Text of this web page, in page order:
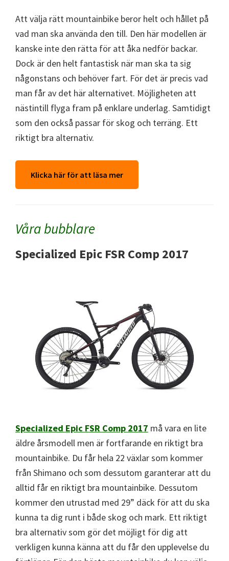
Att välja rätt mountainbike beror helt och hållet på
vad man ska använda den till. Den här modellen är
kanske inte den rätta för att åka nedför backar.
Dock är den helt fantastisk när man ska ta sig
någonstans och behöver fart. För det är precis vad
man får av det här alternativet. Möjligheten att
nästintill flyga fram på enklare underlag. Samtidigt
som den också passar för skog och terräng. Ett
riktigt bra alternativ.
Klicka här för att läsa mer
Våra bubblare
Specialized Epic FSR Comp 2017
Specialized Epic FSR Comp 2017 må vara en lite
äldre årsmodell men är fortfarande en riktigt bra
mountainbike. Du får hela 22 växlar som kommer
från Shimano och som dessutom garanterar att du
alltid får en riktigt bra mountainbike. Dessutom
kommer den utrustad med 29” däck för att du ska
kunna ta dig runt i både skog och mark. Ett riktigt
bra alternativ som gör det möjligt för dig att
verkligen kunna känna att du får den upplevelse du